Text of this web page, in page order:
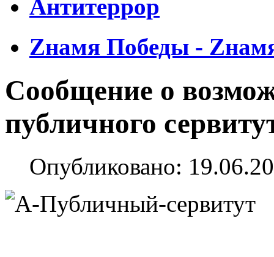
Антитеррор
Zнамя Победы -
Сообщение о
публичного
Опубликовано: